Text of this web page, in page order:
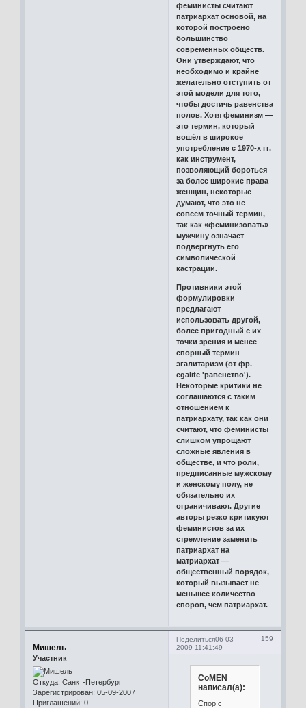
феминисты считают
патриархат основой, на
которой построено
большинство
современных обществ.
Они утверждают, что
необходимо и крайне
желательно отступить от
этой модели для того,
чтобы достичь равенства
полов. Хотя феминизм —
это термин, который
вошёл в широкое
употребление с 1970-х гг.
как инструмент,
позволяющий бороться
за более широкие права
женщин, некоторые
думают, что это не
совсем точный термин,
так как «феминизовать»
мужчину означает
подвергнуть его
символической
кастрации.
Противники этой
формулировки
предлагают
использовать другой,
более пригодный с их
точки зрения и менее
спорный термин
эгалитаризм (от фр.
egalite 'равенство').
Некоторые критики не
соглашаются с таким
отношением к
патриархату, так как они
считают, что феминисты
слишком упрощают
сложные явления в
обществе, и что роли,
предписанные мужскому
и женскому полу, не
обязательно их
ограничивают. Другие
авторы резко критикуют
феминистов за их
стремление заменить
патриархат на
матриархат —
общественный порядок,
который вызывает не
меньшее количество
споров, чем патриархат.
Поделиться 159
06-03-
2009 11:41:49
Мишель
Участник
Откуда: Санкт-Петербург
Зарегистрирован: 05-09-2007
Приглашений: 0
CoMEN
написал(а):
Спор с